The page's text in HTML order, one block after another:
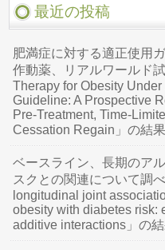
最近の投稿
肥満症に対する適正使用
作動薬、リアルワールド
Therapy for Obesity
Guideline: A Prospective
Pre-Treatment, Time-
Cessation Regain」の結
ベースライン、長期のア
スクとの関連について調
longitudinal joint
obesity with diabetes risk:
additive interactions」の